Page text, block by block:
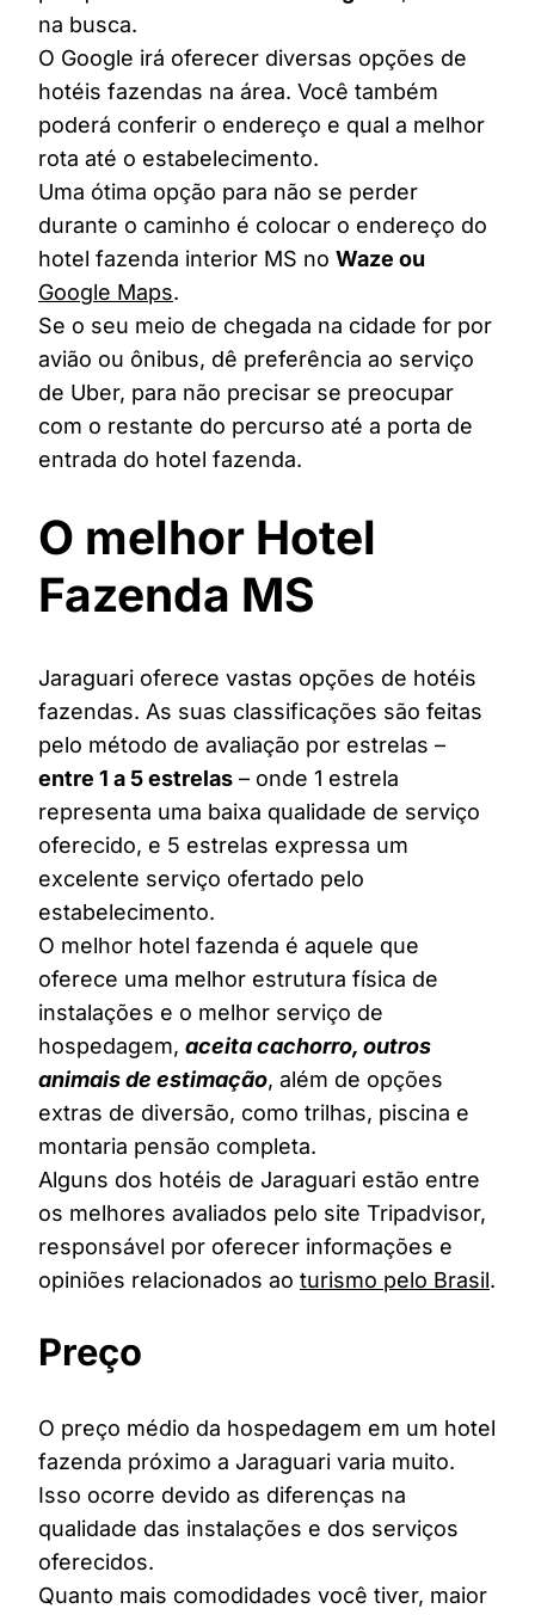
na busca.
O Google irá oferecer diversas opções de
hotéis fazendas na área. Você também
poderá conferir o endereço e qual a melhor
rota até o estabelecimento.
Uma ótima opção para não se perder
durante o caminho é colocar o endereço do
hotel fazenda interior MS no Waze ou
Google Maps.
Se o seu meio de chegada na cidade for por
avião ou ônibus, dê preferência ao serviço
de Uber, para não precisar se preocupar
com o restante do percurso até a porta de
entrada do hotel fazenda.
O melhor Hotel
Fazenda MS
Jaraguari oferece vastas opções de hotéis
fazendas. As suas classificações são feitas
pelo método de avaliação por estrelas –
entre 1 a 5 estrelas – onde 1 estrela
representa uma baixa qualidade de serviço
oferecido, e 5 estrelas expressa um
excelente serviço ofertado pelo
estabelecimento.
O melhor hotel fazenda é aquele que
oferece uma melhor estrutura física de
instalações e o melhor serviço de
hospedagem, aceita cachorro, outros
animais de estimação, além de opções
extras de diversão, como trilhas, piscina e
montaria pensão completa.
Alguns dos hotéis de Jaraguari estão entre
os melhores avaliados pelo site Tripadvisor,
responsável por oferecer informações e
opiniões relacionados ao turismo pelo Brasil.
Preço
O preço médio da hospedagem em um hotel
fazenda próximo a Jaraguari varia muito.
Isso ocorre devido as diferenças na
qualidade das instalações e dos serviços
oferecidos.
Quanto mais comodidades você tiver, maior